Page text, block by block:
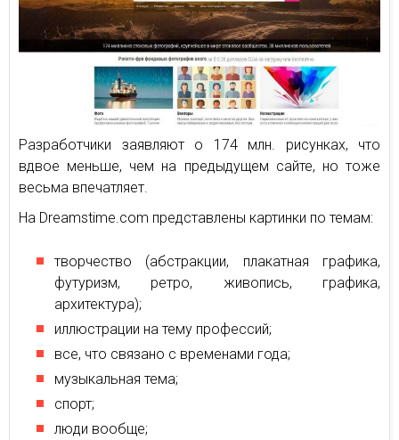
Разработчики заявляют о 174 млн. рисунках, что
вдвое меньше, чем на предыдущем сайте, но тоже
весьма впечатляет.
На Dreamstime.com представлены картинки по темам:
творчество (абстракции, плакатная графика,
футуризм, ретро, живопись, графика,
архитектура);
иллюстрации на тему профессий;
все, что связано с временами года;
музыкальная тема;
спорт;
люди вообще;